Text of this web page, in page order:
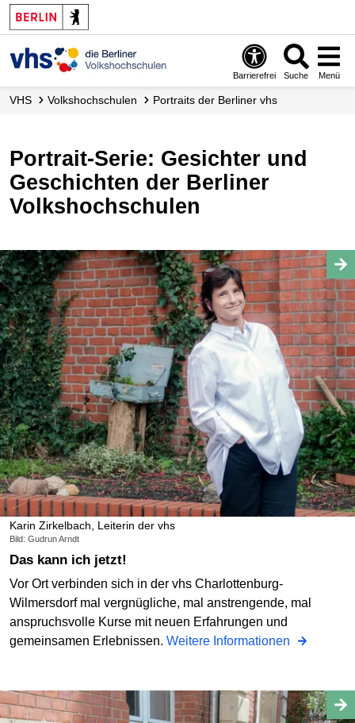
Barrierefrei Suche Menü
VHS Volks­hochschulen Portraits der Berliner vhs
Portrait-Serie: Gesichter und
Geschichten der Berliner
Volkshochschulen
Karin Zirkelbach, Leiterin der vhs
Bild: Gudrun Arndt
Das kann ich jetzt!
Vor Ort verbinden sich in der vhs Charlottenburg-
Wilmersdorf mal vergnügliche, mal anstrengende, mal
anspruchsvolle Kurse mit neuen Erfahrungen und
gemeinsamen Erlebnissen. Weitere Informationen